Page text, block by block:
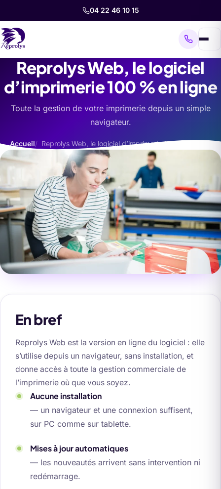
04 22 46 10 15
Reprolys Web, le logiciel
d’imprimerie 100 % en ligne
Toute la gestion de votre imprimerie depuis un simple
navigateur.
Accueil Reprolys Web, le logiciel d’imprimerie 100 % en ligne
En bref
Reprolys Web est la version en ligne du logiciel : elle
s’utilise depuis un navigateur, sans installation, et
donne accès à toute la gestion commerciale de
l’imprimerie où que vous soyez.
Aucune installation
— un navigateur et une connexion suffisent,
sur PC comme sur tablette.
Mises à jour automatiques
— les nouveautés arrivent sans intervention ni
redémarrage.